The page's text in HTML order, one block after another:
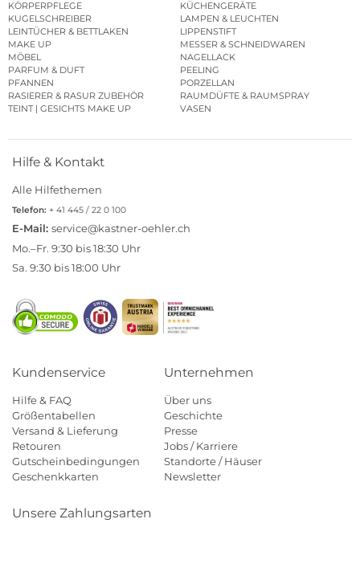
KÖRPERPFLEGE
KÜCHENGERÄTE
KUGELSCHREIBER
LAMPEN & LEUCHTEN
LEINTÜCHER & BETTLAKEN
LIPPENSTIFT
MAKE UP
MESSER & SCHNEIDWAREN
MÖBEL
NAGELLACK
PARFUM & DUFT
PEELING
PFANNEN
PORZELLAN
RASIERER & RASUR ZUBEHÖR
RAUMDÜFTE & RAUMSPRAY
TEINT | GESICHTS MAKE UP
VASEN
Hilfe & Kontakt
Alle Hilfethemen
Telefon: + 41 445 / 22 0 100
E-Mail: service@kastner-oehler.ch
Mo.–Fr. 9:30 bis 18:30 Uhr
Sa. 9:30 bis 18:00 Uhr
Kundenservice
Hilfe & FAQ
Größentabellen
Versand & Lieferung
Retouren
Gutscheinbedingungen
Geschenkkarten
Unternehmen
Über uns
Geschichte
Presse
Jobs / Karriere
Standorte / Häuser
Newsletter
Unsere Zahlungsarten